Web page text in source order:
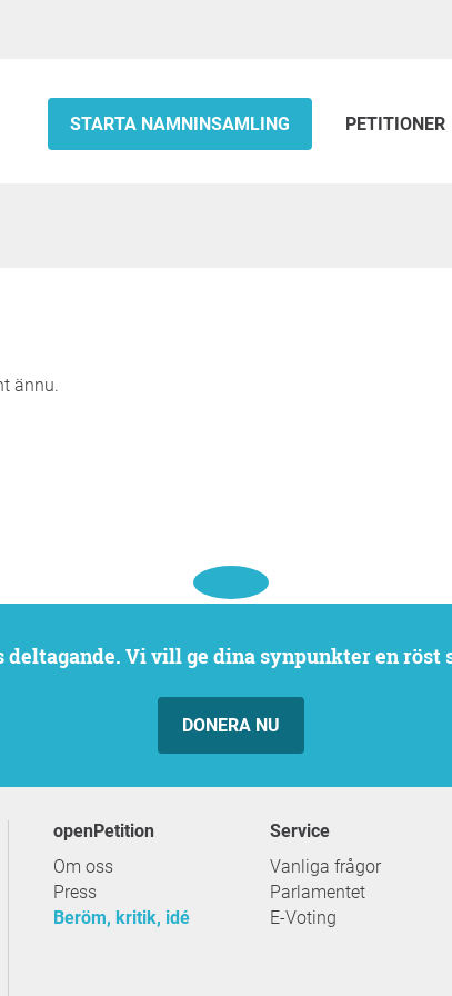
STARTA NAMNINSAMLING PETITIONER
ännu.
deltagande. Vi vill ge dina synpunkter en
DONERA NU
openPetition
Om oss
Press
Beröm, kritik, idé
service
Vanliga frågor
Parlamentet
E-Voting